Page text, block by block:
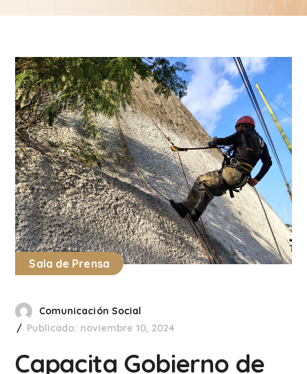
Sala de Prensa
Comunicación Social
Publicado: noviembre 10, 2024
Capacita Gobierno de